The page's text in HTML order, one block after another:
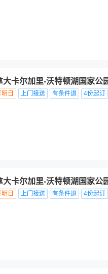
大卡尔加里-沃特顿湖国家公
日 上门接送 有条件退 4份起订
大卡尔加里-沃特顿湖国家公
日 上门接送 有条件退 4份起订